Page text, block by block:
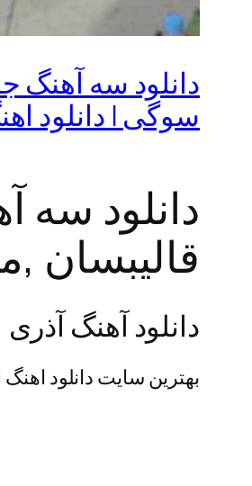
دانلود سه آهنگ
سوگی | دانلود
دانلود سه
قالیبسان
دانلود آهنگ آذری
بهترین سایت دانلود